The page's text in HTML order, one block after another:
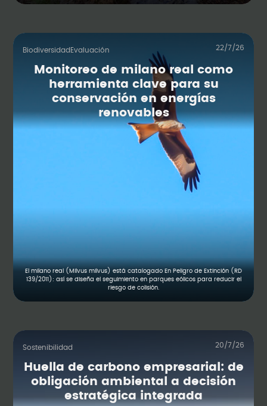
Biodiversidad Evaluación 22/7/26
Monitoreo de milano real como
herramienta clave para su
conservación en energías
renovables
El milano real (Milvus milvus) está catalogado En Peligro de Extinción (RD
139/2011): así se diseña el seguimiento en parques eólicos para reducir el
riesgo de colisión.
Sostenibilidad 20/7/26
Huella de carbono empresarial: de
obligación ambiental a decisión
estratégica integrada